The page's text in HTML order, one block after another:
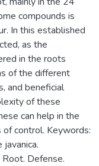
compounds is
In this established
as the
in the roots
of the different
and beneficial
of these
can help in the
control. Keywords:
Defense.